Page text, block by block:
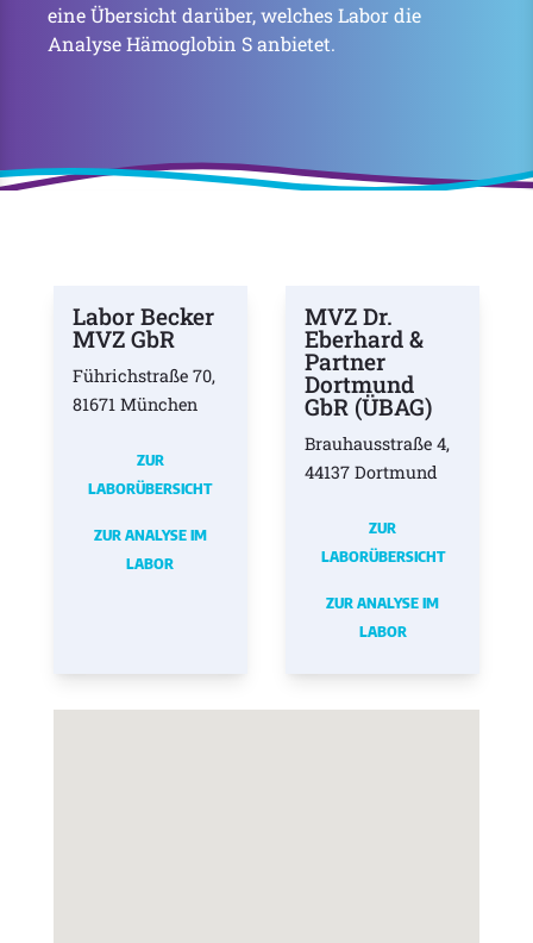
eine Übersicht darüber, welches Labor die
Analyse Hämoglobin S anbietet.
Labor Becker
MVZ GbR
Führichstraße 70,
81671 München
ZUR
LABORÜBERSICHT
ZUR ANALYSE IM
LABOR
MVZ Dr.
Eberhard &
Partner
Dortmund
GbR (ÜBAG)
Brauhausstraße 4,
44137 Dortmund
ZUR
LABORÜBERSICHT
ZUR ANALYSE IM
LABOR